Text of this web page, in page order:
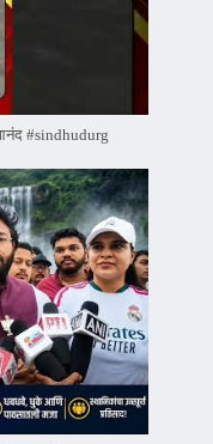
आनंद #sindhudurg